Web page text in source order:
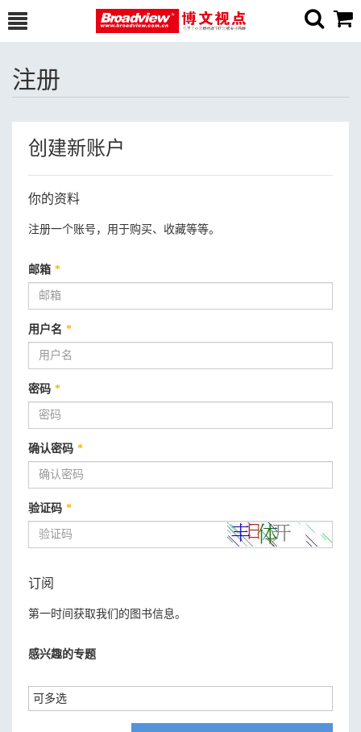
注册
创建新账户
你的资料
注册一个账号，用于购买、收藏等等。
邮箱 *
用户名 *
密码 *
确认密码 *
验证码 *
订阅
第一时间获取我们的图书信息。
感兴趣的专题